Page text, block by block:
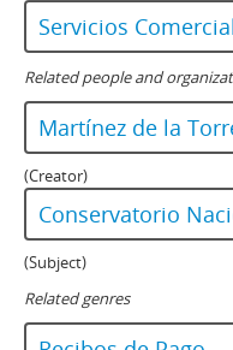
Servicios
Related people and
Martínez de la
(Creator)
Conservatorio
(Subject)
Related genres